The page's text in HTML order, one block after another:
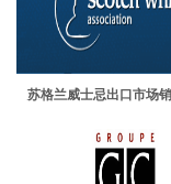
苏格兰威士忌出口市场